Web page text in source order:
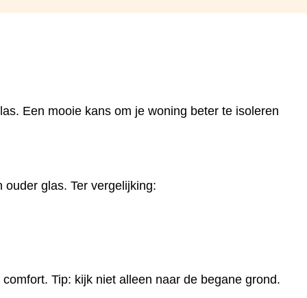
Een mooie kans om je woning beter te isoleren
glas. Ter vergelijking:
Tip: kijk niet alleen naar de begane grond.